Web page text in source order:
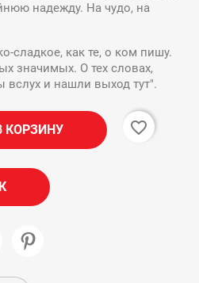
надежду. На чудо, на
сладкое, как те, о ком пишу.
значимых. О тех словах,
вслух и нашли выход тут".
КОРЗИНУ favorite_border